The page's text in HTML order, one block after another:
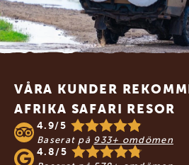
Footer
VÅRA KUNDER
AFRIKA SAFARI RESOR
4.9/5
Baserat på 933+ omdömen
4.8/5